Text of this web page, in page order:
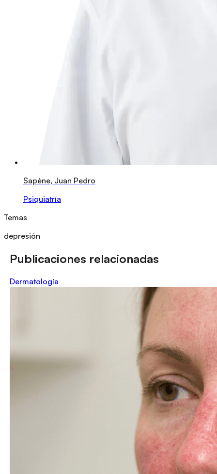
Sapène, Juan Pedro
Psiquiatría
Temas
depresión
Publicaciones relacionadas
Dermatología